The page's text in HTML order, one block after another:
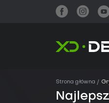
Strona główna